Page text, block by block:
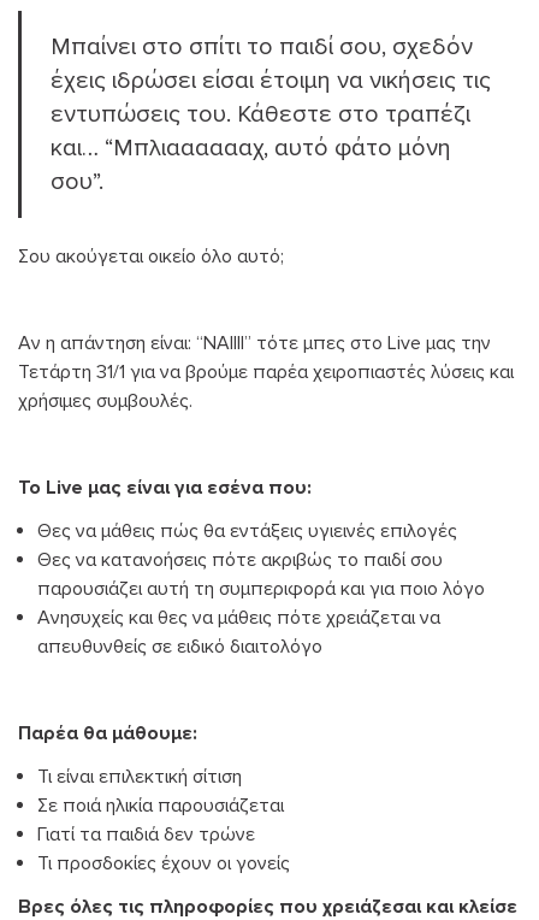
Μπαίνει στο σπίτι το παιδί σου, σχεδόν
έχεις ιδρώσει είσαι έτοιμη να νικήσεις τις
εντυπώσεις του. Κάθεστε στο τραπέζι
και… “Μπλιααααααχ, αυτό φάτο μόνη
σου”.
Σου ακούγεται οικείο όλο αυτό;
Αν η απάντηση είναι: “ΝΑΙΙΙΙ” τότε μπες στο Live μας την
Τετάρτη 31/1 για να βρούμε παρέα χειροπιαστές λύσεις και
χρήσιμες συμβουλές.
Το Live μας είναι για εσένα που:
Θες να μάθεις πώς θα εντάξεις υγιεινές επιλογές
Θες να κατανοήσεις πότε ακριβώς το παιδί σου
παρουσιάζει αυτή τη συμπεριφορά και για ποιο λόγο
Ανησυχείς και θες να μάθεις πότε χρειάζεται να
απευθυνθείς σε ειδικό διαιτολόγο
Παρέα θα μάθουμε:
Τι είναι επιλεκτική σίτιση
Σε ποιά ηλικία παρουσιάζεται
Γιατί τα παιδιά δεν τρώνε
Τι προσδοκίες έχουν οι γονείς
Βρες όλες τις πληροφορίες που χρειάζεσαι και κλείσε